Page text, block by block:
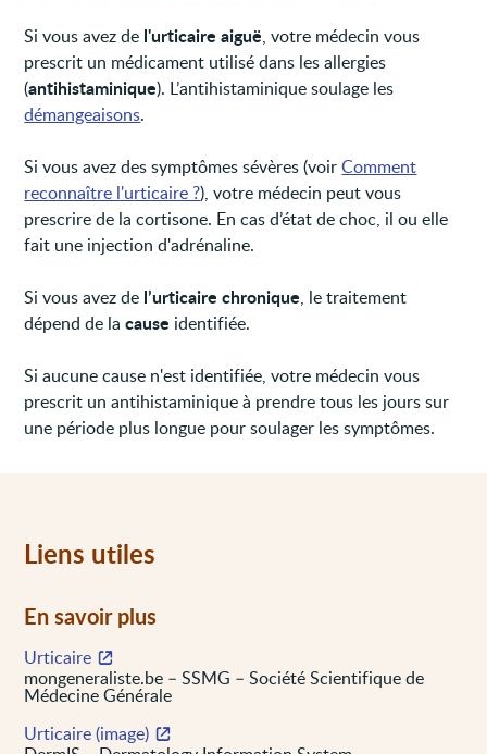
Si vous avez de l'urticaire aiguë, votre médecin vous
prescrit un médicament utilisé dans les allergies
(antihistaminique). L’antihistaminique soulage les
démangeaisons.
Si vous avez des symptômes sévères (voirComment
reconnaître l'urticaire ?), votre médecin peut vous
prescrire de la cortisone. En cas d’état de choc, il ou elle
fait une injection d'adrénaline.
Si vous avez de l’urticaire chronique, le traitement
dépend de lacause identifiée.
Si aucune cause n'est identifiée, votre médecin vous
prescrit un antihistaminique à prendre tous les jours sur
une période plus longue pour soulager les symptômes.
Liens utiles
En savoir plus
Urticaire
mongeneraliste.be – SSMG – Société Scientifique de
Médecine Générale
Urticaire (image)